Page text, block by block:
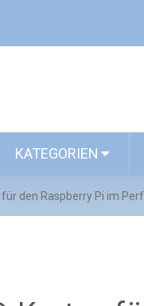
KATEGORIEN
den Raspberry Pi im